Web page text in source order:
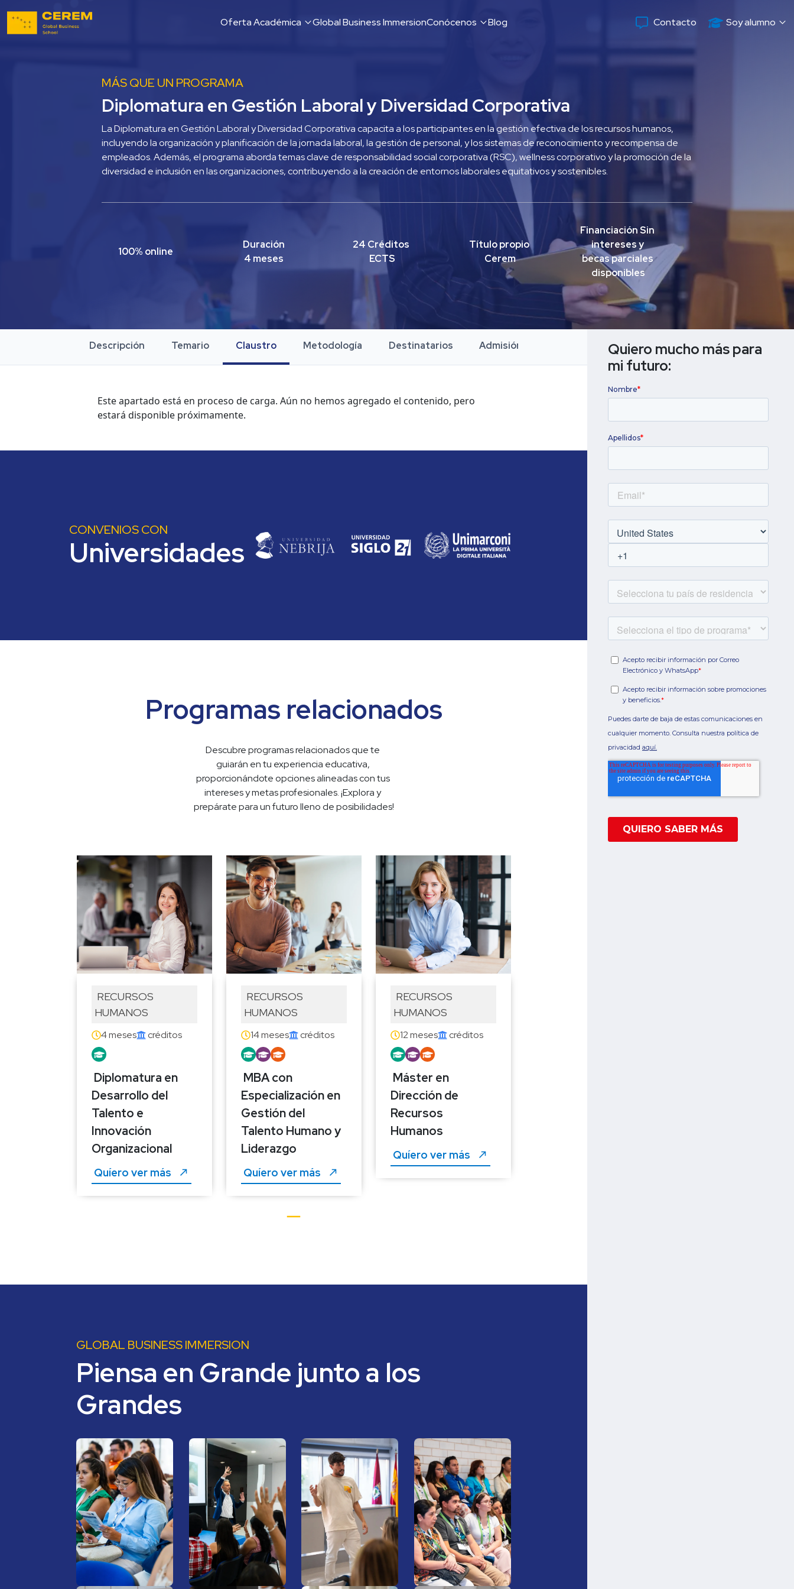
Oferta Académica Global Business ImmersionConócenos Blog Contacto Soy alumno
MÁS QUE UN PROGRAMA
Diplomatura en Gestión Laboral y Diversidad Corporativa
La Diplomatura en Gestión Laboral y Diversidad Corporativa capacita a los participantes en la gestión efectiva de los recursos humanos,
incluyendo la organización y planificación de la jornada laboral, la gestión de personal, y los sistemas de reconocimiento y recompensa de
empleados. Además, el programa aborda temas clave de responsabilidad social corporativa (RSC), wellness corporativo y la promoción de la
diversidad e inclusión en las organizaciones, contribuyendo a la creación de entornos laborales equitativos y sostenibles.
100% online
Duración
4 meses
24 Créditos
ECTS
Título propio
Cerem
Financiación Sin
intereses y
becas parciales
disponibles
Descripción Temario Claustro Metodología Destinatarios Admisión Titulación universitaria
Este apartado está en proceso de carga. Aún no hemos agregado el contenido, pero
estará disponible próximamente.
CONVENIOS CON
Universidades
Programas relacionados
Descubre programas relacionados que te
guiarán en tu experiencia educativa,
proporcionándote opciones alineadas con tus
intereses y metas profesionales. ¡Explora y
prepárate para un futuro lleno de posibilidades!
HUMANOS
4 meses créditos
Diplomatura en
Desarrollo del
Talento e
Innovación
Organizacional
Quíero ver más
HUMANOS
14 meses créditos
MBA con
Especialización en
Gestión del
Talento Humano y
Liderazgo
Quíero ver más
HUMANOS
12 meses créditos
Máster en
Dirección de
Recursos
Humanos
Quíero ver más
GLOBAL BUSINESS IMMERSION
Piensa en Grande junto a los
Grandes
Quiero mucho más para
mi futuro: